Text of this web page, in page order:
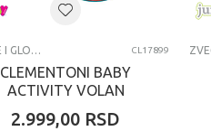
ZVEČKE I GLODALICE CL17899
CLEMENTONI BABY
ACTIVITY VOLAN
2.999,00 RSD